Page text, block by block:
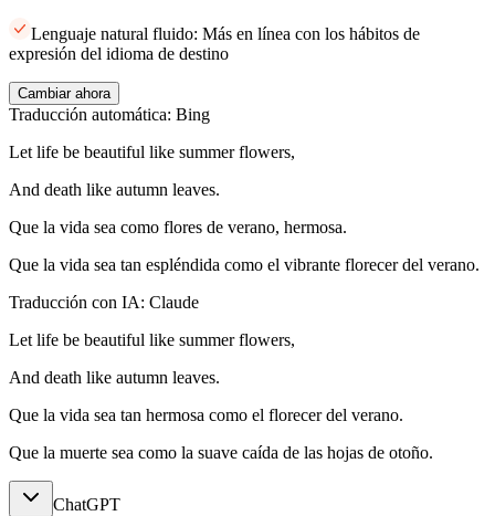
Lenguaje natural fluido: Más en línea con los hábitos de
expresión del idioma de destino
Cambiar ahora
Traducción automática: Bing
Let life be beautiful like summer flowers,
And death like autumn leaves.
Que la vida sea como flores de verano, hermosa.
Que la vida sea tan espléndida como el vibrante florecer del verano.
Traducción con IA: Claude
Let life be beautiful like summer flowers,
And death like autumn leaves.
Que la vida sea tan hermosa como el florecer del verano.
Que la muerte sea como la suave caída de las hojas de otoño.
ChatGPT